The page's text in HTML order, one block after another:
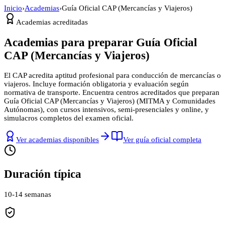
Inicio›Academias›Guía Oficial CAP (Mercancías y Viajeros)
Academias acreditadas
Academias para preparar Guía Oficial
CAP (Mercancías y Viajeros)
El CAP acredita aptitud profesional para conducción de mercancías o
viajeros. Incluye formación obligatoria y evaluación según
normativa de transporte. Encuentra centros acreditados que preparan
Guía Oficial CAP (Mercancías y Viajeros) (MITMA y Comunidades
Autónomas), con cursos intensivos, semi-presenciales y online, y
simulacros completos del examen oficial.
Ver academias disponibles Ver guía oficial completa
Duración típica
10-14 semanas